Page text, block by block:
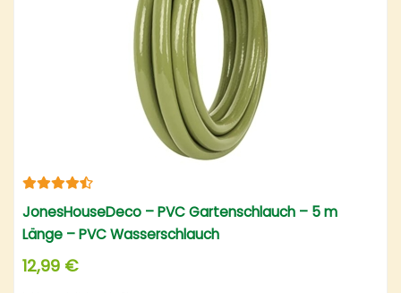
JonesHouseDeco – PVC Gartenschlauch – 5 m
Länge – PVC Wasserschlauch
12,99 €